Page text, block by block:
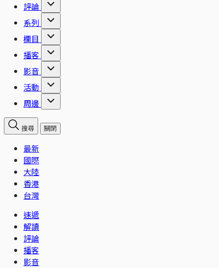
評論
系列
欄目
播客
影音
活動
周邊
搜尋 關閉
最新
國際
大陸
香港
台灣
速遞
解讀
評論
播客
影音